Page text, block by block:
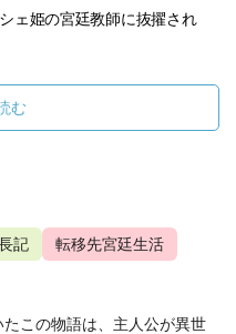
ェ姫の宮廷教師に抜擢され
む
記
転移先宮廷生活
この物語は、主人公が異世